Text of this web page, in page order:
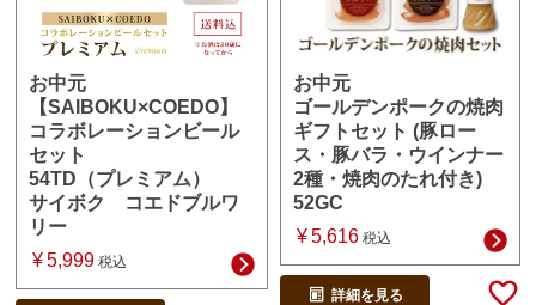
お中元
【SAIBOKU×COEDO】
コラボレーションビール
セット
54TD（プレミアム）
サイボク コエドブルワ
リー
¥ 5,999 税込
お中元
ゴールデンポークの焼肉
ギフトセット (豚ロー
ス・豚バラ・ウインナー
2種・焼肉のたれ付き)
52GC
¥5,616 税込
詳細を見る